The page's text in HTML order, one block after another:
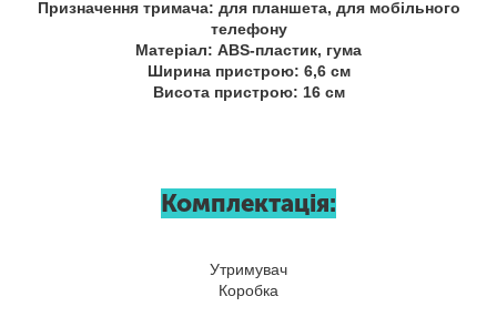
Призначення тримача: для планшета, для мобільного
телефону
Матеріал: ABS-пластик, гума
Ширина пристрою: 6,6 см
Висота пристрою: 16 см
Комплектація:
Утримувач
Коробка